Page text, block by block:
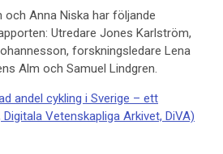
Anna Niska har följande
Utredare Jones Karlström,
forskningsledare Lena
Alm och Samuel Lindgren.
andel cykling i Sverige – ett
Vetenskapliga Arkivet, DiVA)